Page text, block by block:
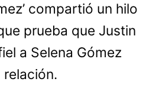
compartió un hilo
prueba que Justin
a Selena Gómez